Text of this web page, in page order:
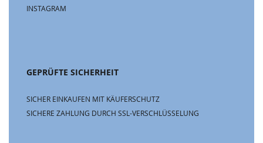
INSTAGRAM
GEPRÜFTE SICHERHEIT
SICHER EINKAUFEN MIT KÄUFERSCHUTZ
SICHERE ZAHLUNG DURCH SSL-VERSCHLÜSSELUNG